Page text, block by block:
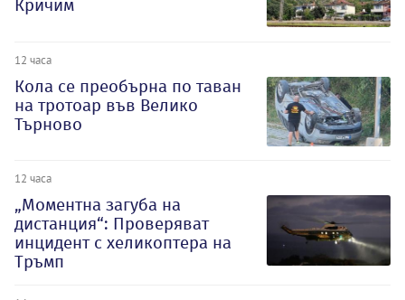
Кричим
12 часа
Кола се преобърна по таван
на тротоар във Велико
Търново
12 часа
„Моментна загуба на
дистанция“: Проверяват
инцидент с хеликоптера на
Тръмп